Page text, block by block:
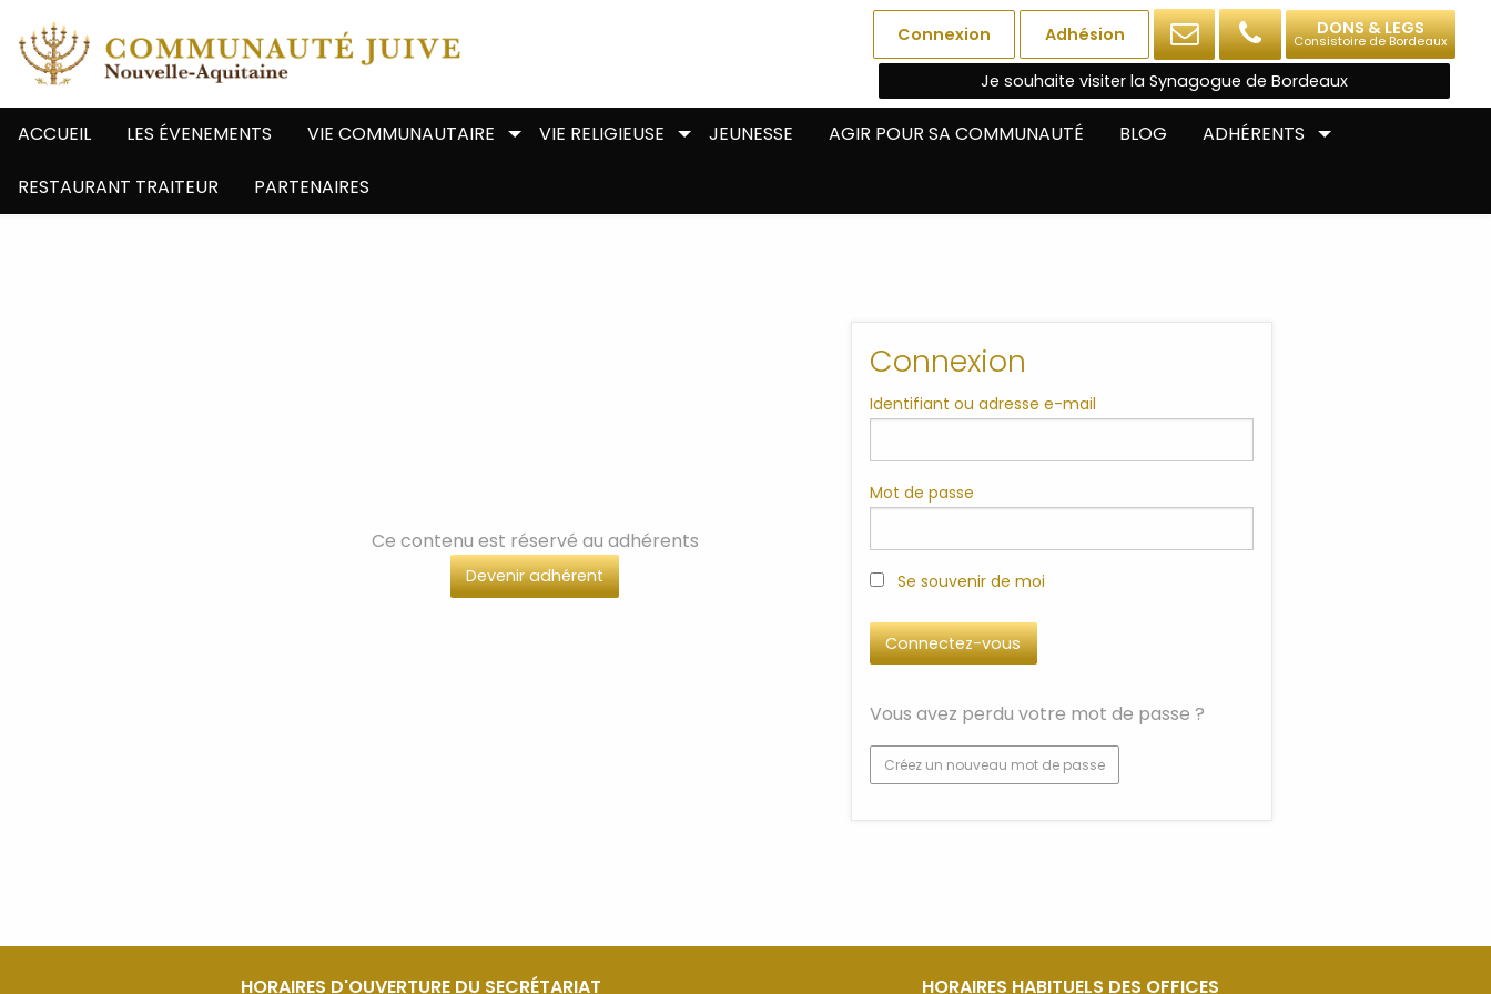
Connexion Adhésion DONS & LEGS
Consistoire de Bordeaux
Je souhaite visiter la Synagogue de Bordeaux
ACCUEIL LES ÉVENEMENTS VIE COMMUNAUTAIRE VIE RELIGIEUSE JEUNESSE AGIR POUR SA COMMUNAUTÉ BLOG ADHÉRENTS
RESTAURANT TRAITEUR PARTENAIRES
Ce contenu est réservé au adhérents
Devenir adhérent
Connexion
Identifiant ou adresse e-mail
Mot de passe
Se souvenir de moi
Vous avez perdu votre mot de passe ?
Créez un nouveau mot de passe
HORAIRES D'OUVERTURE DU SECRÉTARIAT HORAIRES HABITUELS DES OFFICES